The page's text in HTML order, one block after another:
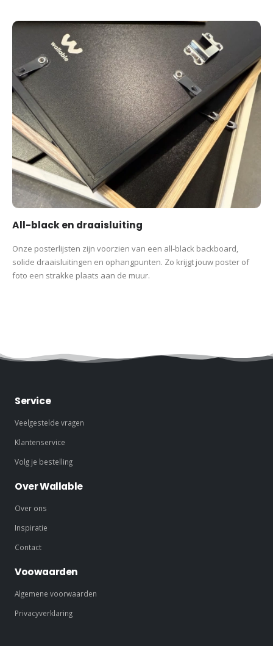
All-black en draaisluiting
Onze posterlijsten zijn voorzien van een all-black backboard,
solide draaisluitingen en ophangpunten. Zo krijgt jouw poster of
foto een strakke plaats aan de muur.
Service
Veelgestelde vragen
Klantenservice
Volg je bestelling
Over Wallable
Over ons
Inspiratie
Contact
Voowaarden
Algemene voorwaarden
Privacyverklaring